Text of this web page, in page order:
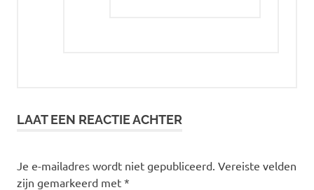
LAAT EEN REACTIE ACHTER
Je e-mailadres wordt niet gepubliceerd. Vereiste velden
zijn gemarkeerd met *